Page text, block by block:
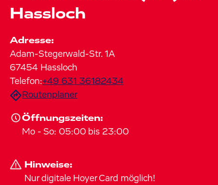
Hassloch
Adresse:
Adam-Stegerwald-Str. 1A
67454 Hassloch
Telefon:+49 631 36182434
Routenplaner
Öffnungszeiten:
Mo - So: 05:00 bis 23:00
Hinweise:
Nur digitale Hoyer Card möglich!